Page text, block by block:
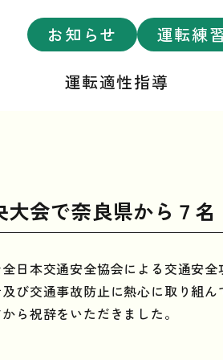
お知らせ 運転練
運転適性指導
会で奈良県から７
日本交通安全協会による交通安
び交通事故防止に熱心に取り組
ら祝辞をいただきました。